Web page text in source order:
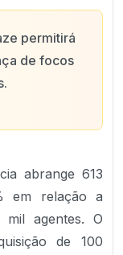
permitirá
de focos
abrange 613
em relação a
agentes. O
de 100